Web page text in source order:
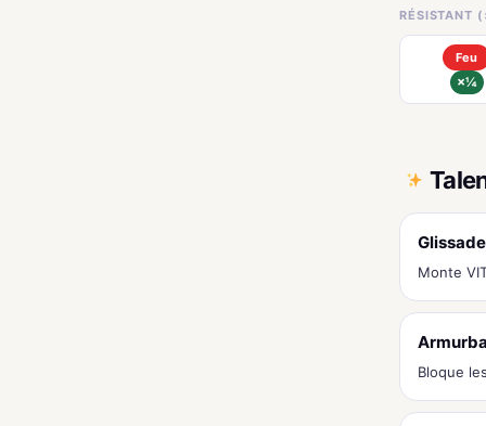
RÉSISTANT
Feu
×¼
Glissade
Monte
Bloque